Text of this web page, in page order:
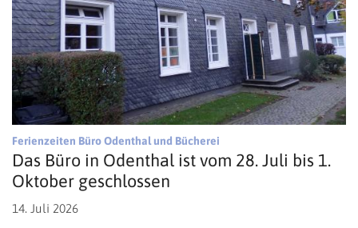
Ferienzeiten Büro Odenthal und Bücherei
Das Büro in Odenthal ist vom 28. Juli bis 1.
Oktober geschlossen
14. Juli 2026